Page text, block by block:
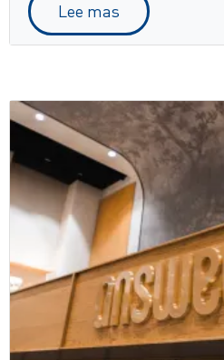
Lee mas